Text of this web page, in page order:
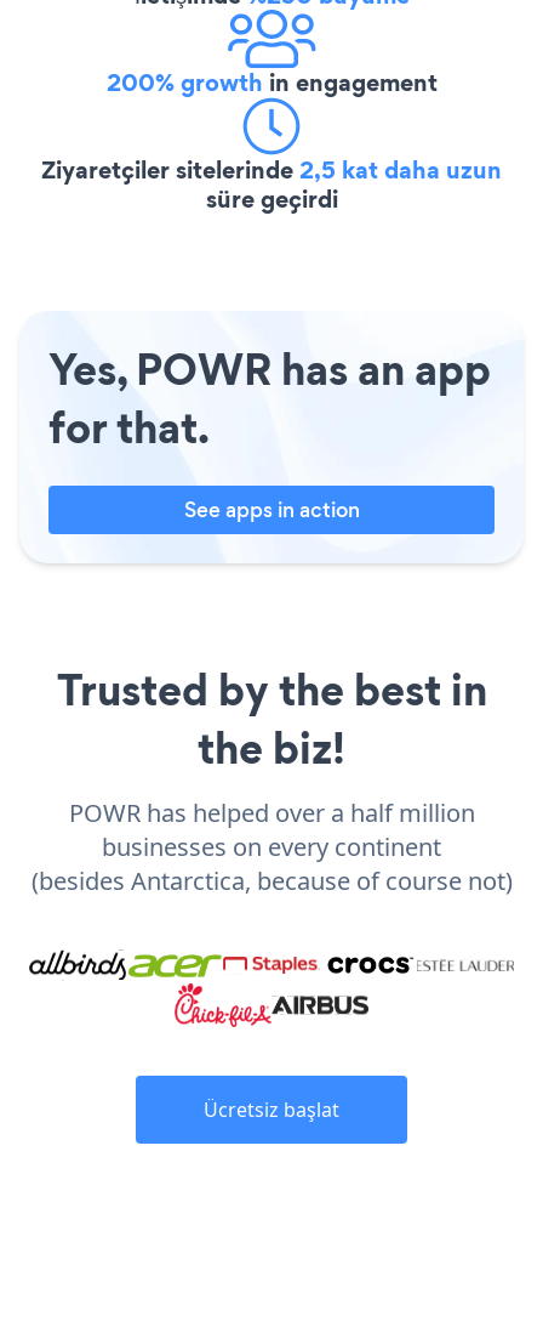
200% growth in engagement
Ziyaretçiler sitelerinde2,5 kat daha uzun
süre geçirdi
Yes, POWR has an app
for that.
See apps in action
Trusted by the best in
the biz!
POWR has helped over a half million
businesses on every continent
(besides Antarctica, because of course not)
Ücretsiz başlat